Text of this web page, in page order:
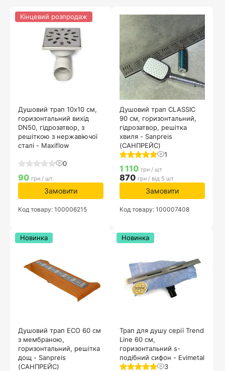
Душовий трап 10х10 см,
горизонтальний вихід
DN50, гідрозатвор, з
решіткою з нержавіючої
сталі - Maxiflow
0
Кінцевий розпродаж
90 грн / шт.
Замовити
Код товару: 100006215
Душовий трап CLASSIC
90 см, горизонтальний,
гідрозатвор, решітка
хвиля - Sanpreis
(САНПРЕЙС)
1
1 110 грн / шт
870 грн / від 5 шт
Замовити
Код товару: 100007408
Душовий трап ECO 60 см
з мембраною,
горизонтальний, решітка
дощ - Sanpreis
(САНПРЕЙС)
Новинка
Трап для душу серії Trend
Line 60 см,
горизонтальний s-
подібний сифон - Evimetal
3
Новинка